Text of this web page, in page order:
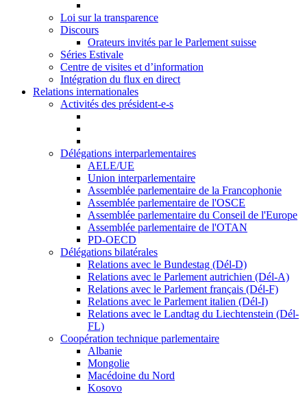
Loi sur la transparence
Discours
Orateurs invités par le Parlement suisse
Séries Estivale
Centre de visites et d’information
Intégration du flux en direct
Relations internationales
Activités des président-e-s
Délégations interparlementaires
AELE/UE
Union interparlementaire
Assemblée parlementaire de la Francophonie
Assemblée parlementaire de l'OSCE
Assemblée parlementaire du Conseil de l'Europe
Assemblée parlementaire de l'OTAN
PD-OECD
Délégations bilatérales
Relations avec le Bundestag (Dél-D)
Relations avec le Parlement autrichien (Dél-A)
Relations avec le Parlement français (Dél-F)
Relations avec le Parlement italien (Dél-I)
Relations avec le Landtag du Liechtenstein (Dél-
FL)
Coopération technique parlementaire
Albanie
Mongolie
Macédoine du Nord
Kosovo